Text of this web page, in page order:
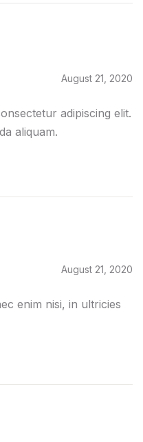
August 21, 2020
adipiscing elit.
aliquam.
August 21, 2020
enim nisi, in ultricies